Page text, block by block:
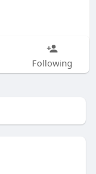
Following